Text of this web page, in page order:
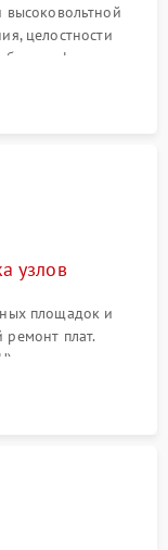
целостности
флажков и
бумаги).
узлов
площадок и
плат.
зеркал и тракта
пыли.